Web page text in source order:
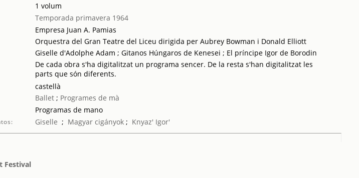
1 volum
Temporada primavera 1964
Empresa Juan A. Pamias
Orquestra del Gran Teatre del Liceu dirigida per Aubrey Bowman i Donald Elliott
Giselle d'Adolphe Adam ; Gitanos Húngaros de Kenesei ; El príncipe Igor de Borodin
De cada obra s'ha digitalitzat un programa sencer. De la resta s'han digitalitzat les
parts que són diferents.
castellà
Ballet; Programes de mà
Programas de mano
Giselle ; Magyar cigányok; Knyaz' Igor'
Festival